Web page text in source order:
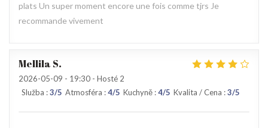
plats Un super moment encore une fois comme tjrs Je
recommande vivement
Mellila S
2026-05-09 - 19:30 - Hosté 2
Služba :3/5 Atmosféra :4/5 Kuchyně :4/5 Kvalita / Cena :3/5